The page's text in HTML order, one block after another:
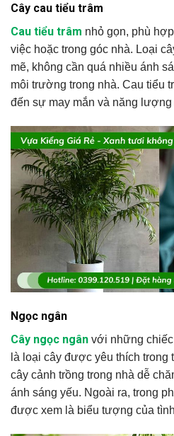
Cây cau tiểu trâm
Cau tiểu trâm nhỏ gọn, phù
việc hoặc trong góc nhà. Loại
mẽ, không cần quá nhiều ánh
môi trường trong nhà. Cau tiểu
đến sự may mắn và năng lượng
Ngọc ngân
Cây ngọc ngân với những
là loại cây được yêu thích trong
cây cảnh trồng trong nhà dễ
ánh sáng yếu. Ngoài ra, trong
được xem là biểu tượng của